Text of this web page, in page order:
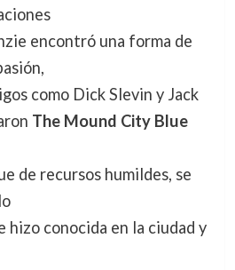
encontró una forma de
como Dick Slevin y Jack
The Mound City Blue
de recursos humildes, se
hizo conocida en la ciudad y